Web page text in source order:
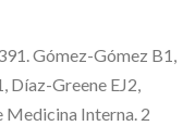
Gómez-Gómez B1,
Díaz-Greene EJ2,
Medicina Interna. 2